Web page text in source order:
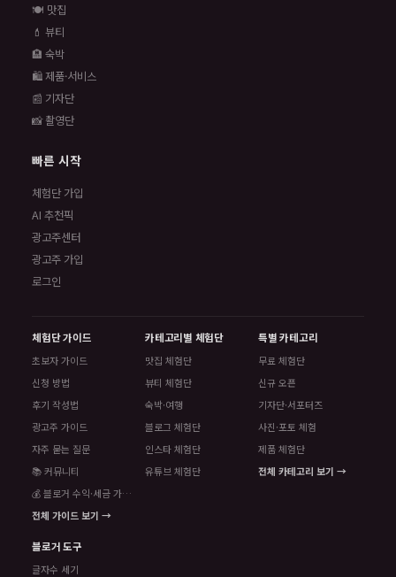
🍽️ 맛집
💄 뷰티
🏨 숙박
🛍️ 제품·서비스
📰 기자단
📸 촬영단
빠른 시작
체험단 가입
AI 추천픽
광고주센터
광고주 가입
로그인
체험단 가이드
초보자 가이드
신청 방법
후기 작성법
광고주 가이드
자주 묻는 질문
📚 커뮤니티
💰 블로거 수익·세금 가이드
전체 가이드 보기 →
카테고리별 체험단
맛집 체험단
뷰티 체험단
숙박·여행
블로그 체험단
인스타 체험단
유튜브 체험단
특별 카테고리
무료 체험단
신규 오픈
기자단·서포터즈
사진·포토 체험
제품 체험단
전체 카테고리 보기 →
블로거 도구
글자수 세기